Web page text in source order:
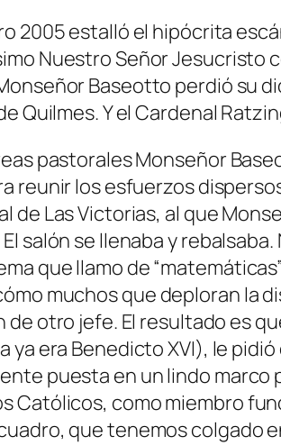
2005 estalló el hipócrita
Nuestro Señor Jesucristo
Baseotto perdió su
Quilmes. Y el Cardenal
pastorales Monseñor
reunir los esfuerzos
de Las Victorias, al que
salón se llenaba y
que llamo de
muchos que deploran la
de otro jefe. El resultado es
ya era Benedicto XVI), le
puesta en un lindo marco
Católicos, como miembro
que tenemos colgado